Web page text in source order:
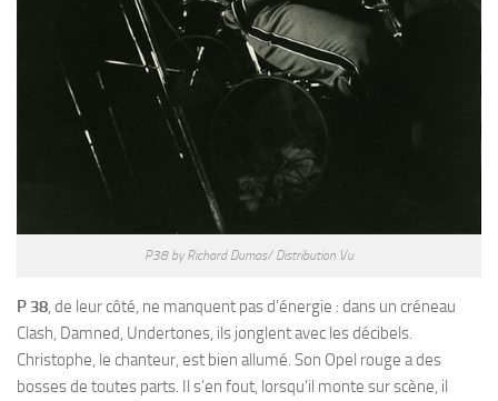
P38 by Richard Dumas/ Distribution Vu
P 38, de leur côté, ne manquent pas d’énergie : dans un créneau
Clash, Damned, Undertones, ils jonglent avec les décibels.
Christophe, le chanteur, est bien allumé. Son Opel rouge a des
bosses de toutes parts. Il s’en fout, lorsqu’il monte sur scène, il